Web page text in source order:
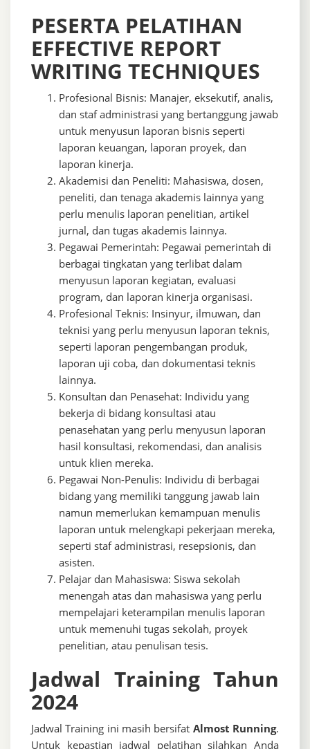
PESERTA PELATIHAN
EFFECTIVE REPORT
WRITING TECHNIQUES
Profesional Bisnis: Manajer, eksekutif, analis,
dan staf administrasi yang bertanggung jawab
untuk menyusun laporan bisnis seperti
laporan keuangan, laporan proyek, dan
laporan kinerja.
Akademisi dan Peneliti: Mahasiswa, dosen,
peneliti, dan tenaga akademis lainnya yang
perlu menulis laporan penelitian, artikel
jurnal, dan tugas akademis lainnya.
Pegawai Pemerintah: Pegawai pemerintah di
berbagai tingkatan yang terlibat dalam
menyusun laporan kegiatan, evaluasi
program, dan laporan kinerja organisasi.
Profesional Teknis: Insinyur, ilmuwan, dan
teknisi yang perlu menyusun laporan teknis,
seperti laporan pengembangan produk,
laporan uji coba, dan dokumentasi teknis
lainnya.
Konsultan dan Penasehat: Individu yang
bekerja di bidang konsultasi atau
penasehatan yang perlu menyusun laporan
hasil konsultasi, rekomendasi, dan analisis
untuk klien mereka.
Pegawai Non-Penulis: Individu di berbagai
bidang yang memiliki tanggung jawab lain
namun memerlukan kemampuan menulis
laporan untuk melengkapi pekerjaan mereka,
seperti staf administrasi, resepsionis, dan
asisten.
Pelajar dan Mahasiswa: Siswa sekolah
menengah atas dan mahasiswa yang perlu
mempelajari keterampilan menulis laporan
untuk memenuhi tugas sekolah, proyek
penelitian, atau penulisan tesis.
Jadwal Training Tahun
2024
Jadwal Training ini masih bersifat Almost Running.
Untuk kepastian jadwal pelatihan silahkan Anda